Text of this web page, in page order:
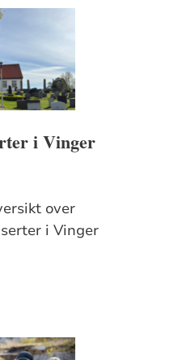
i Vinger
over
i Vinger